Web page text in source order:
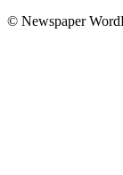
© Newspaper